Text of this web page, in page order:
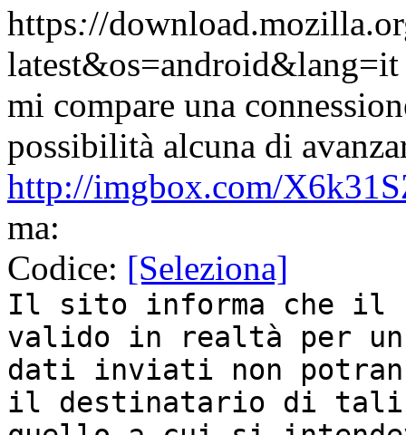
https://
latest&os=android&lang=it
mi compare una
possibilità alcuna di
http://imgbox.com/
ma:
Codice: [Seleziona]
Il sito informa che il
valido in realtà per
dati inviati non
il destinatario di tali